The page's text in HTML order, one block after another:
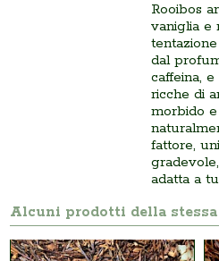
Rooibos
vaniglia e
dal
caffeina,
ricche di
morbido
fattore,
adatta a
Alcuni prodotti della